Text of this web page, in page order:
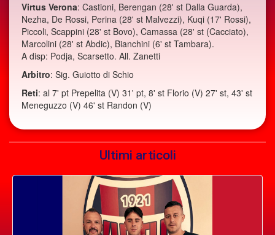
Virtus Verona: Castioni, Berengan (28' st Dalla Guarda),
Nezha, De Rossi, Perina (28' st Malvezzi), Kuqi (17' Rossi),
Piccoli, Scappini (28' st Bovo), Camassa (28' st (Cacciato),
Marcolini (28' st Abdic), Bianchini (6' st Tambara).
A disp: Podja, Scarsetto. All. Zanetti
Arbitro: Sig. Guiotto di Schio
Reti: al 7' pt Prepelita (V) 31' pt, 8' st Florio (V) 27' st, 43' st
Meneguzzo (V) 46' st Randon (V)
Ultimi articoli